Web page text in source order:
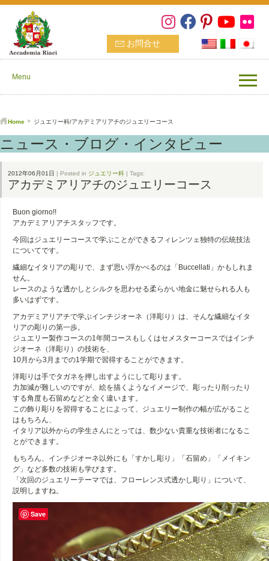
お問合せ
Menu
Home ジュエリー科/アカデミアリアチのジュエリーコース
ニュース・ブログ・インタビュー
2012年06月01日 | Posted in ジュエリー科 | Tags:
アカデミアリアチのジュエリーコース
Buon giorno!!
アカデミアリアチスタッフです。
今回はジュエリーコースで学ぶことができるフィレンツェ独特の伝統技法
についてです。
繊細なイタリアの彫りで、まず思い浮かべるのは「Buccellati」かもしれま
せん。
レースのような透かしとシルクを思わせる柔らかい地金に魅せられる人も
多いはずです。
アカデミアリアチで学ぶインチジオーネ（洋彫り）は、そんな繊細なイタ
リアの彫りの第一歩。
ジュエリー製作コースの1年間コースもしくはセメスターコースではインチ
ジオーネ（洋彫り）の技術を、
10月から3月までの1学期で習得することができます。
洋彫りは手でタガネを押し出すようにして彫ります。
力加減が難しいのですが、絵を描くようなイメージで、彫ったり削ったり
する角度も石留めなどと全く違います。
この飾り彫りを習得することによって、ジュエリー制作の幅が広がること
はもちろん、
イタリア以外からの学生さんにとっては、数少ない貴重な技術者になるこ
とができます。
もちろん、インチジオーネ以外にも「すかし彫り」「石留め」「メイキン
グ」など多数の技術も学びます。
「次回のジュエリーテーマでは、フローレンス式透かし彫り」について、
説明しますね。
Save